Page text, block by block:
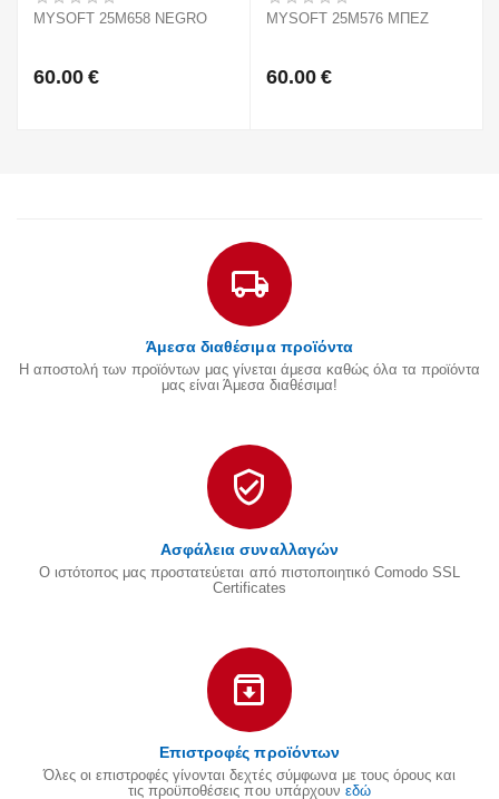
MYSOFT 25M658 NEGRO
60.00 €
MYSOFT 25M576 ΜΠΕΖ
60.00 €
Άμεσα διαθέσιμα προϊόντα
Η αποστολή των προϊόντων μας γίνεται άμεσα καθώς όλα τα προϊόντα
μας είναι Άμεσα διαθέσιμα!
Ασφάλεια συναλλαγών
Ο ιστότοπος μας προστατεύεται από πιστοποιητικό Comodo SSL
Certificates
Επιστροφές προϊόντων
Όλες οι επιστροφές γίνονται δεχτές σύμφωνα με τους όρους και
τις προϋποθέσεις που υπάρχουν εδώ